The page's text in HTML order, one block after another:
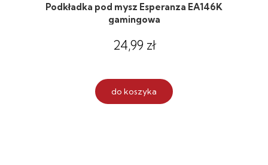
Podkładka pod mysz Esperanza EA146K
gamingowa
24,99 zł
do koszyka